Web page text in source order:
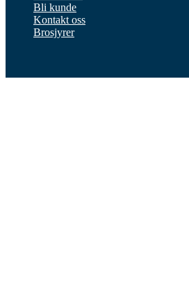
Bli kunde
Kontakt oss
Brosjyrer